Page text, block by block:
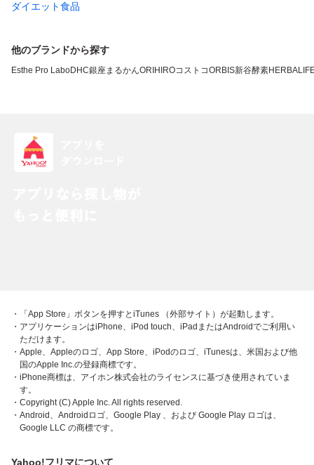
ダイエット食品
他のブランドから探す
Esthe Pro LaboDHC銀座まるかんORIHIROコストコORBIS新谷酵素
・「App Store」ボタンを押すとiTunes （外部サイト）が起動します。
・アプリケーションはiPhone、iPod touch、iPadまたはAndroidでご利用い
ただけます。
・Apple、Appleのロゴ、App Store、iPodのロゴ、iTunesは、米国および他
国のApple Inc.の登録商標です。
・iPhone商標は、アイホン株式会社のライセンスに基づき使用されていま
す。
・Copyright (C) Apple Inc. All rights reserved.
・Android、Androidロゴ、Google Play 、および Google Play ロゴは、
Google LLC の商標です。
Yahoo!フリマについて